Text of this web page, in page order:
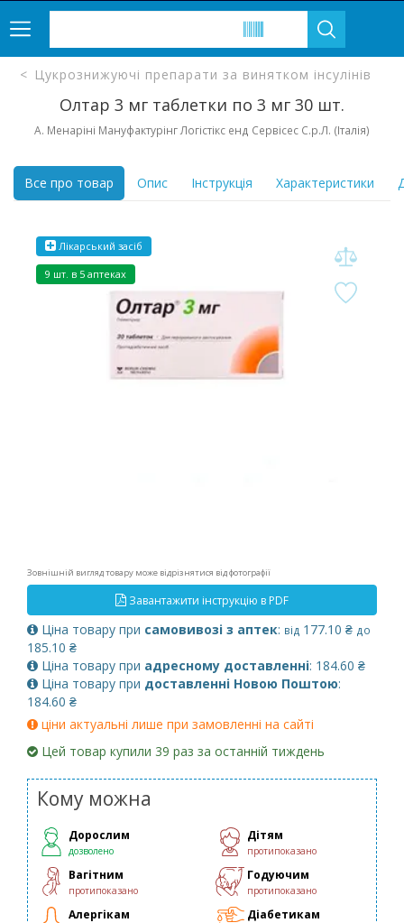
Цукрознижуючі препарати за винятком інсулінів
Олтар 3 мг таблетки по 3 мг 30 шт.
A. Менаріні Мануфактурінг Логістікс енд Сервісес С.р.Л. (Італія)
Все про товар Опис Інструкція Характеристики
Лікарський засіб
9 шт. в 5 аптеках
Зовнішній вигляд товару може відрізнятися від фотографії
Завантажити інструкцію в PDF
Ціна товару при самовивозі з аптек: від 177.10 ₴ до
185.10 ₴
Ціна товару при адресному доставленні: 184.60 ₴
Ціна товару при доставленні Новою Поштою:
184.60 ₴
ціни актуальні лише при замовленні на сайті
Цей товар купили 39 раз за останній тиждень
Кому можна
Дорослим
дозволено
Дітям
протипоказано
Вагітним
протипоказано
Годуючим
протипоказано
Алергікам Діабетикам